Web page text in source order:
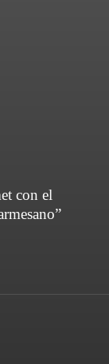
con el